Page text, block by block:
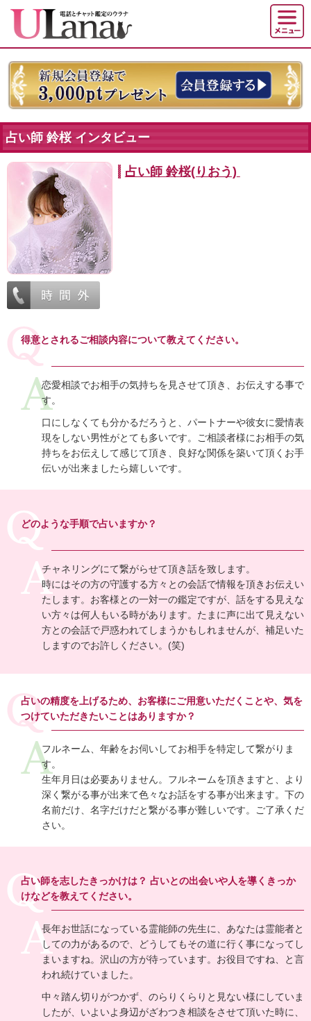
占い師 鈴桜 インタビュー
占い師 鈴桜(りおう)
得意とされるご相談内容について教えてください。
恋愛相談でお相手の気持ちを見させて頂き、お伝えする事で
す。
口にしなくても分かるだろうと、パートナーや彼女に愛情表
現をしない男性がとても多いです。ご相談者様にお相手の気
持ちをお伝えして感じて頂き、良好な関係を築いて頂くお手
伝いが出来ましたら嬉しいです。
どのような手順で占いますか？
チャネリングにて繋がらせて頂き話を致します。
時にはその方の守護する方々との会話で情報を頂きお伝えい
たします。お客様との一対一の鑑定ですが、話をする見えな
い方々は何人もいる時があります。たまに声に出て見えない
方との会話で戸惑われてしまうかもしれませんが、補足いた
しますのでお許しください。(笑)
占いの精度を上げるため、お客様にご用意いただくことや、気を
つけていただきたいことはありますか？
フルネーム、年齢をお伺いしてお相手を特定して繋がりま
す。
生年月日は必要ありません。フルネームを頂きますと、より
深く繋がる事が出来て色々なお話をする事が出来ます。下の
名前だけ、名字だけだと繋がる事が難しいです。ご了承くだ
さい。
占い師を志したきっかけは？ 占いとの出会いや人を導くきっか
けなどを教えてください。
長年お世話になっている霊能師の先生に、あなたは霊能者と
しての力があるので、どうしてもその道に行く事になってし
まいますね。沢山の方が待っています。お役目ですね、と言
われ続けていました。
中々踏ん切りがつかず、のらりくらりと見ない様にしていま
したが、いよいよ身辺がざわつき相談をさせて頂いた時に、